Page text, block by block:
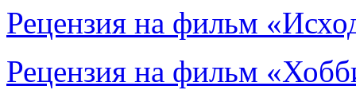
Рецензия на фильм
Рецензия на фильм